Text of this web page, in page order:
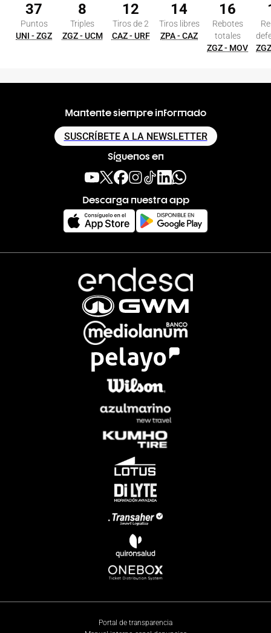
37
Puntos
UNI - ZGZ
8
Triples
ZGZ - UCM
12
Tiros de 2
CAZ - URF
14
Tiros libres
ZPA - CAZ
16
Rebotes
totales
ZGZ - MOV
Mantente siempre informado
SUSCRÍBETE A LA NEWSLETTER
Síguenos en
Descarga nuestra app
Portal de transparencia